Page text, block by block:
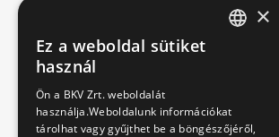
×
Ez a weboldal sütiket
használ
Ön a BKV Zrt. weboldalát
használja.Weboldalunk információkat
tárolhat vagy gyűjthet be a böngészőjéről,